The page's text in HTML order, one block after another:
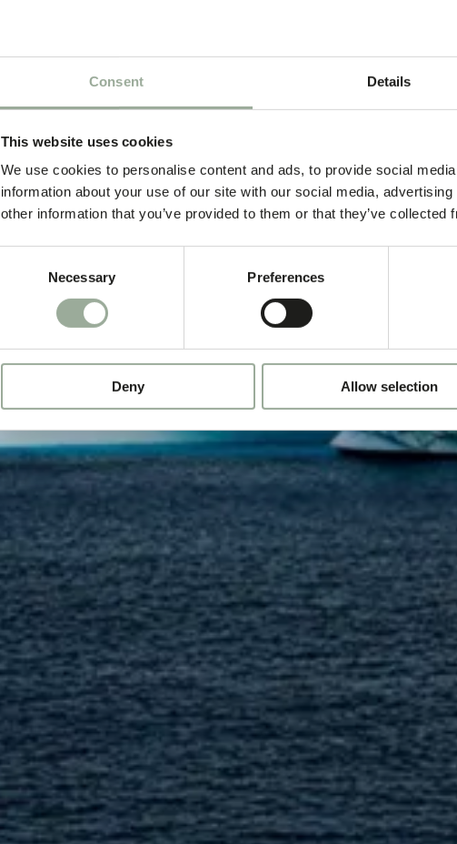
Consent Details
This website uses cookies
We use cookies to personalise content and ads, to provide social
information about your use of our site with our social media,
other information that you’ve provided to them or that they’ve
Necessary Preferences
Deny Allow selection